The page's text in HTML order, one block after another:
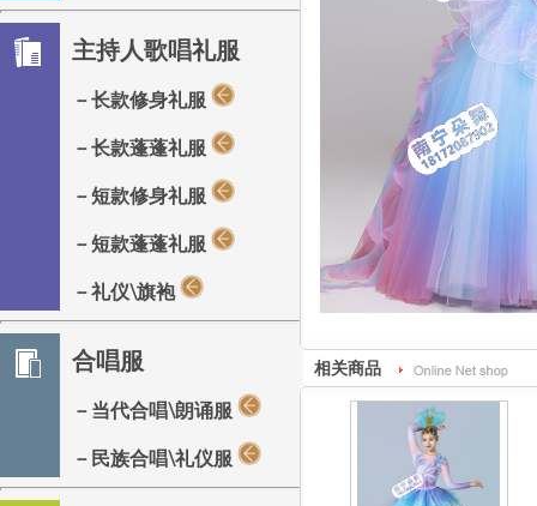
主持人歌唱礼服
－长款修身礼服
－长款蓬蓬礼服
－短款修身礼服
－短款蓬蓬礼服
－礼仪\旗袍
合唱服
－当代合唱\朗诵服
－民族合唱\礼仪服
相关商品